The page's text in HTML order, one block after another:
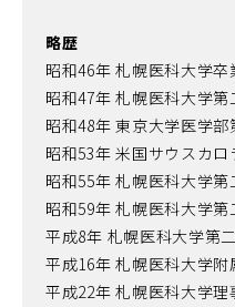
略歴
昭和46年 札幌医科大学卒
昭和47年 札幌医科大学第
昭和48年 東京大学医学
昭和53年 米国サウスカ
昭和55年 札幌医科大学
昭和59年 札幌医科大学
平成8年 札幌医科大学第
平成16年 札幌医科大学附
平成22年 札幌医科大学理